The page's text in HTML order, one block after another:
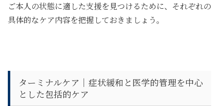
ご本人の状態に適した支援を見つけるために、それぞれの
具体的なケア内容を把握しておきましょう。
ターミナルケア｜症状緩和と医学的管理を中心
とした包括的ケア